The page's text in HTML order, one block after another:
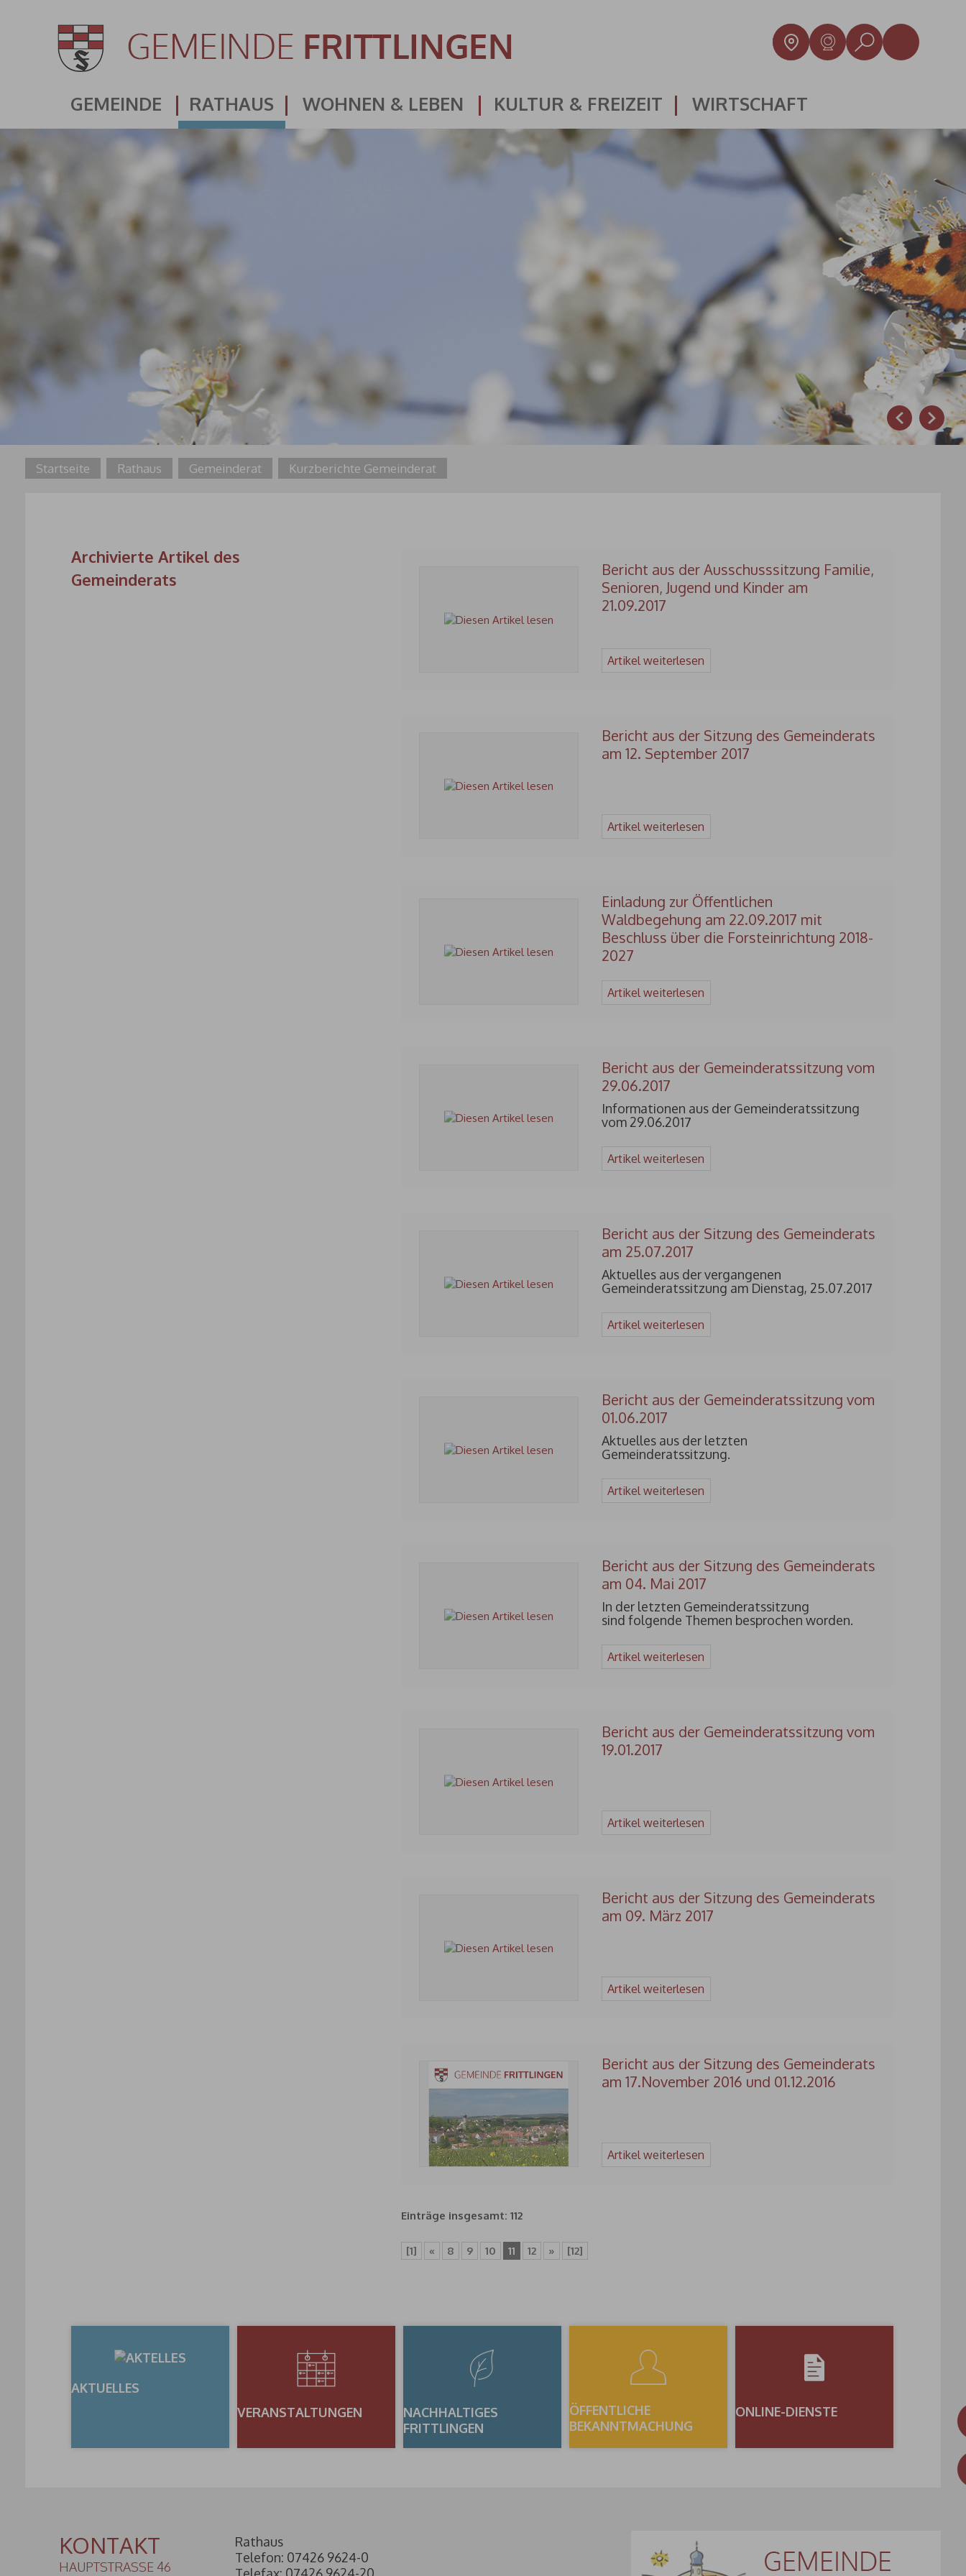
GEMEINDE RATHAUS WOHNEN & LEBEN KULTUR & FREIZEIT WIRTSCHAFT
Prev Next
Startseite Rathaus Gemeinderat Kurzberichte Gemeinderat
Archivierte Artikel des
Gemeinderats
Bericht aus der Ausschusssitzung Familie,
Senioren, Jugend und Kinder am
21.09.2017
Artikel weiterlesen
Bericht aus der Sitzung des Gemeinderats
am 12. September 2017
Artikel weiterlesen
Einladung zur Öffentlichen
Waldbegehung am 22.09.2017 mit
Beschluss über die Forsteinrichtung 2018-
2027
Artikel weiterlesen
Bericht aus der Gemeinderatssitzung vom
29.06.2017
Informationen aus der Gemeinderatssitzung
vom 29.06.2017
Artikel weiterlesen
Bericht aus der Sitzung des Gemeinderats
am 25.07.2017
Aktuelles aus der vergangenen
Gemeinderatssitzung am Dienstag, 25.07.2017
Artikel weiterlesen
Bericht aus der Gemeinderatssitzung vom
01.06.2017
Aktuelles aus der letzten
Gemeinderatssitzung.
Artikel weiterlesen
Bericht aus der Sitzung des Gemeinderats
am 04. Mai 2017
In der letzten Gemeinderatssitzung
sind folgende Themen besprochen worden.
Artikel weiterlesen
Bericht aus der Gemeinderatssitzung vom
19.01.2017
Artikel weiterlesen
Bericht aus der Sitzung des Gemeinderats
am 09. März 2017
Artikel weiterlesen
Bericht aus der Sitzung des Gemeinderats
am 17.November 2016 und 01.12.2016
Artikel weiterlesen
Einträge insgesamt: 112
[1] « 8 9 10 11 12 » [12]
AKTUELLES
VERANSTALTUNGEN
NACHHALTIGES
FRITTLINGEN
ÖFFENTLICHE
BEKANNTMACHUNG
ONLINE-DIENSTE
KONTAKT
HAUPTSTRASSE 46
Rathaus
Telefon: 07426 9624-0